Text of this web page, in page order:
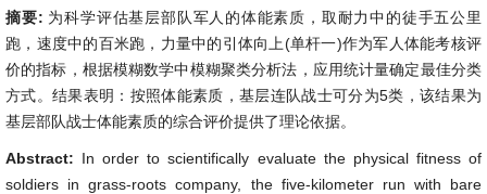
摘要: 为科学评估基层部队军人的体能素质，取耐力中的徒手五公里
跑，速度中的百米跑，力量中的引体向上(单杆一)作为军人体能考核评
价的指标，根据模糊数学中模糊聚类分析法，应用统计量确定最佳分类
方式。结果表明：按照体能素质，基层连队战士可分为5类，该结果为
基层部队战士体能素质的综合评价提供了理论依据。
Abstract: In order to scientifically evaluate the physical fitness of
soldiers in grass-roots company, the five-kilometer run with bare